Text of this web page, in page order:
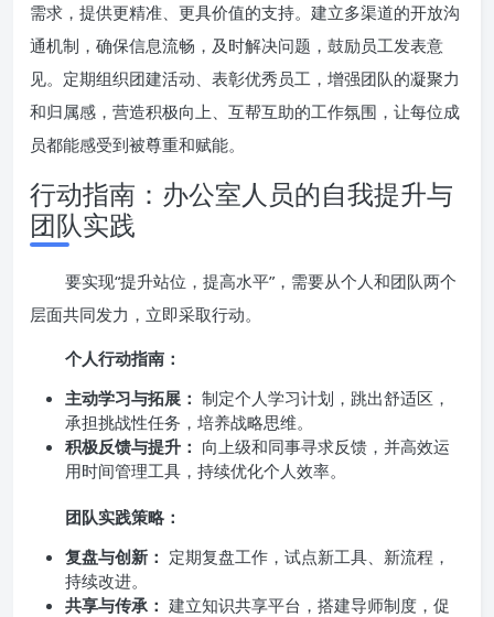
需求，提供更精准、更具价值的支持。建立多渠道的开放沟
通机制，确保信息流畅，及时解决问题，鼓励员工发表意
见。定期组织团建活动、表彰优秀员工，增强团队的凝聚力
和归属感，营造积极向上、互帮互助的工作氛围，让每位成
员都能感受到被尊重和赋能。
行动指南：办公室人员的自我提升与
团队实践
要实现“提升站位，提高水平”，需要从个人和团队两个
层面共同发力，立即采取行动。
个人行动指南：
主动学习与拓展： 制定个人学习计划，跳出舒适区，
承担挑战性任务，培养战略思维。
积极反馈与提升： 向上级和同事寻求反馈，并高效运
用时间管理工具，持续优化个人效率。
团队实践策略：
复盘与创新： 定期复盘工作，试点新工具、新流程，
持续改进。
共享与传承： 建立知识共享平台，搭建导师制度，促